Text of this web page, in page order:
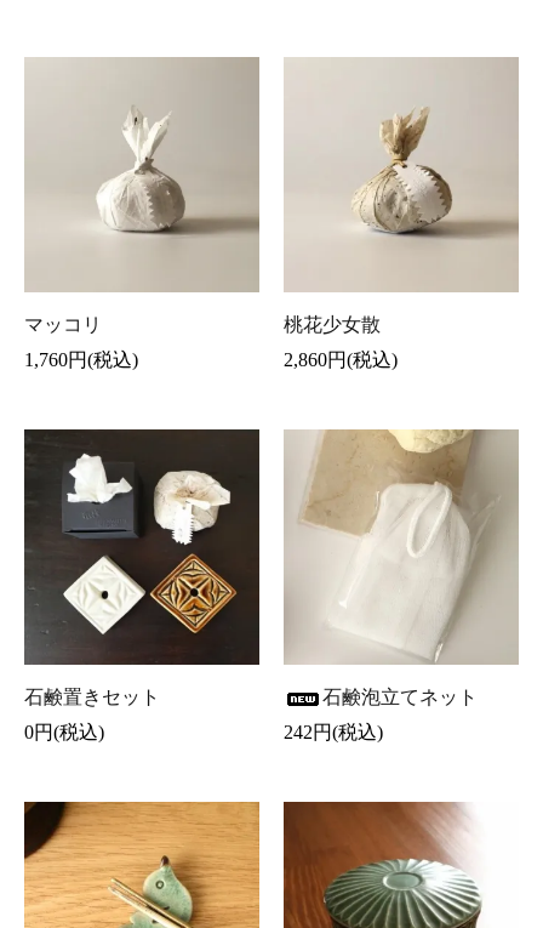
マッコリ
1,760円(税込)
桃花少女散
2,860円(税込)
石鹸置きセット
0円(税込)
石鹸泡立てネット
242円(税込)